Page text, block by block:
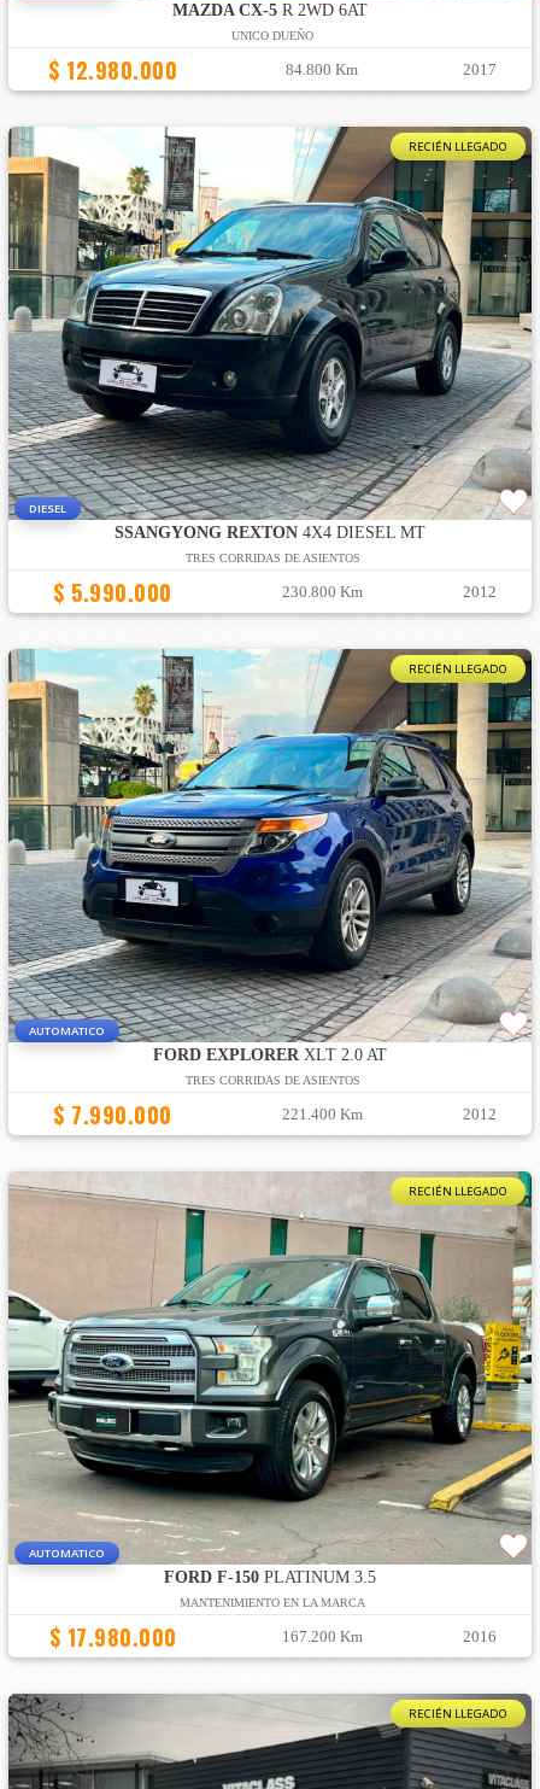
MAZDA CX-5 R 2WD 6AT
UNICO DUEÑO
$ 12.980.000 84.800 Km 2017
RECIÉN LLEGADO
DIESEL
SSANGYONG REXTON4X4 DIESEL MT
TRES CORRIDAS DE ASIENTOS
$ 5.990.000 230.800 Km 2012
RECIÉN LLEGADO
AUTOMATICO
FORD EXPLORERXLT 2.0 AT
TRES CORRIDAS DE ASIENTOS
$ 7.990.000 221.400 Km 2012
RECIÉN LLEGADO
AUTOMATICO
FORD F-150PLATINUM 3.5
MANTENIMIENTO EN LA MARCA
$ 17.980.000 167.200 Km 2016
RECIÉN LLEGADO